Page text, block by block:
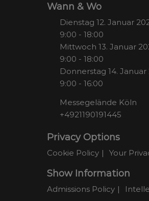
Wann & Wo
Dienstag 12. Januar
9:00 - 18:00
Mittwoch 13. Januar
9:00 - 18:00
Donnerstag 14. Januar
9:00 - 16:00
Messegelände Köln
+4921190191445
Privacy Options
Cookie Policy Your
Show Information
Admissions Policy